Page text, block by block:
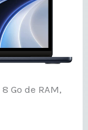
Go de RAM,